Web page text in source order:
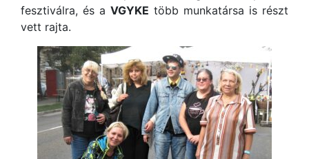
fesztiválra, és a VGYKE több munkatársa is részt
vett rajta.